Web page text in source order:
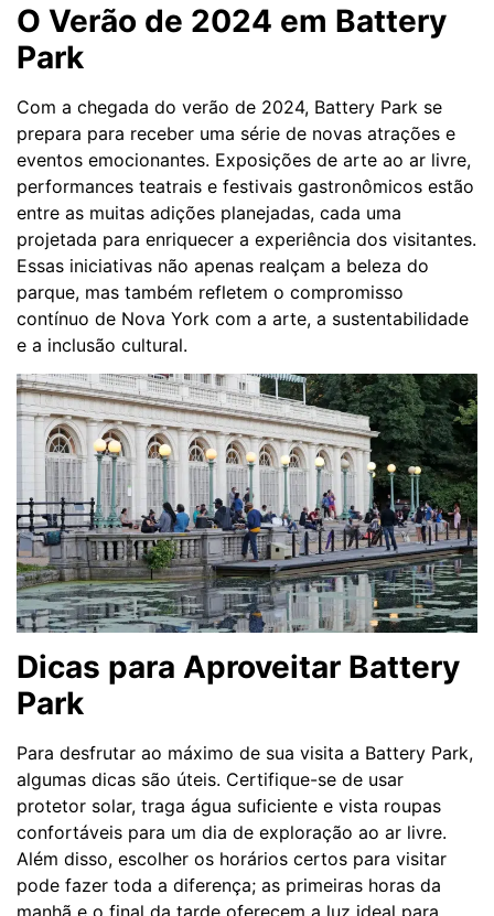
O Verão de 2024 em Battery
Park
Com a chegada do verão de 2024, Battery Park se
prepara para receber uma série de novas atrações e
eventos emocionantes. Exposições de arte ao ar livre,
performances teatrais e festivais gastronômicos estão
entre as muitas adições planejadas, cada uma
projetada para enriquecer a experiência dos visitantes.
Essas iniciativas não apenas realçam a beleza do
parque, mas também refletem o compromisso
contínuo de Nova York com a arte, a sustentabilidade
e a inclusão cultural.
Dicas para Aproveitar Battery
Park
Para desfrutar ao máximo de sua visita a Battery Park,
algumas dicas são úteis. Certifique-se de usar
protetor solar, traga água suficiente e vista roupas
confortáveis para um dia de exploração ao ar livre.
Além disso, escolher os horários certos para visitar
pode fazer toda a diferença; as primeiras horas da
manhã e o final da tarde oferecem a luz ideal para